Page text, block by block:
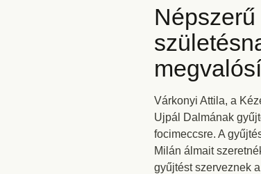
Várkonyi Attila, a
Ujpál Dalmának
focimeccsre. A
Milán álmait
gyűjtést szerveznek